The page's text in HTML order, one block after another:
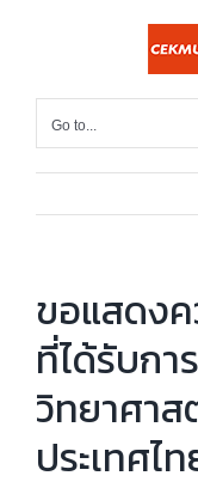
Go to...
ขอแสดง
ที่ได้รับก
วิทยาศา
ประเทศไ